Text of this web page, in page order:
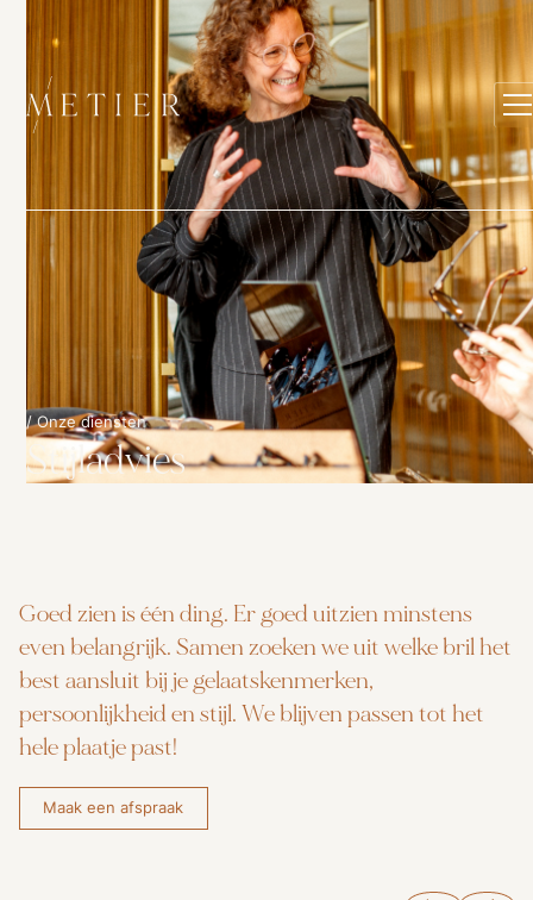
/ Onze diensten
Stijladvies
Goed zien is één ding. Er goed uitzien minstens
even belangrijk. Samen zoeken we uit welke bril het
best aansluit bij je gelaatskenmerken,
persoonlijkheid en stijl. We blijven passen tot het
hele plaatje past!
Maak een afspraak